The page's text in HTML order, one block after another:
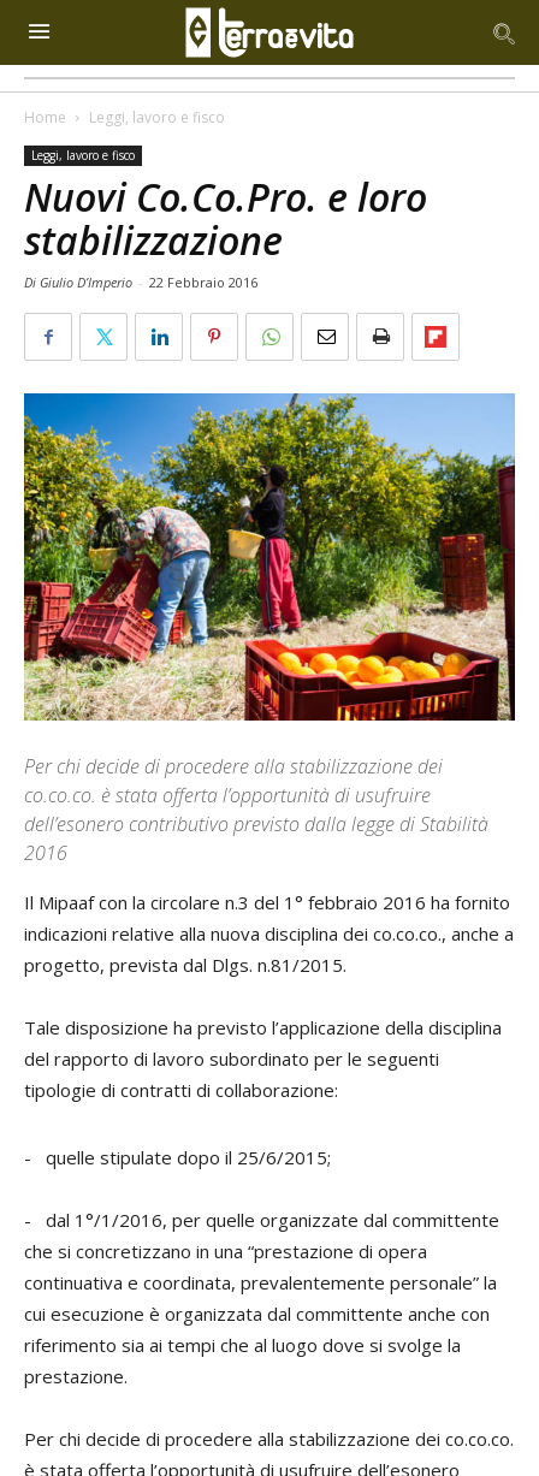
Home Leggi, lavoro e fisco
Leggi, lavoro e fisco
Nuovi Co.Co.Pro. e loro
stabilizzazione
Di Giulio D’Imperio - 22 Febbraio 2016
Per chi decide di procedere alla stabilizzazione dei
co.co.co. è stata offerta l’opportunità di usufruire
dell’esonero contributivo previsto dalla legge di Stabilità
2016
Il Mipaaf con la circolare n.3 del 1° febbraio 2016 ha fornito
indicazioni relative alla nuova disciplina dei co.co.co., anche a
progetto, prevista dal Dlgs. n.81/2015.
Tale disposizione ha previsto l’applicazione della disciplina
del rapporto di lavoro subordinato per le seguenti
tipologie di contratti di collaborazione:
- quelle stipulate dopo il 25/6/2015;
- dal 1°/1/2016, per quelle organizzate dal committente
che si concretizzano in una “prestazione di opera
continuativa e coordinata, prevalentemente personale” la
cui esecuzione è organizzata dal committente anche con
riferimento sia ai tempi che al luogo dove si svolge la
prestazione.
Per chi decide di procedere alla stabilizzazione dei co.co.co.
è stata offerta l’opportunità di usufruire dell’esonero